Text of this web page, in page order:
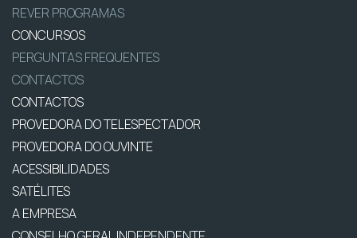
REVER PROGRAMAS
CONCURSOS
PERGUNTAS FREQUENTES
CONTACTOS
CONTACTOS
PROVEDORA DO TELESPECTADOR
PROVEDORA DO OUVINTE
ACESSIBILIDADES
SATÉLITES
A EMPRESA